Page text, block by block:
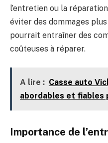
l’entretien ou la
éviter des dommages
pourrait entraîner des
coûteuses à réparer.
A lire : Casse auto
abordables et fiables
Importance de